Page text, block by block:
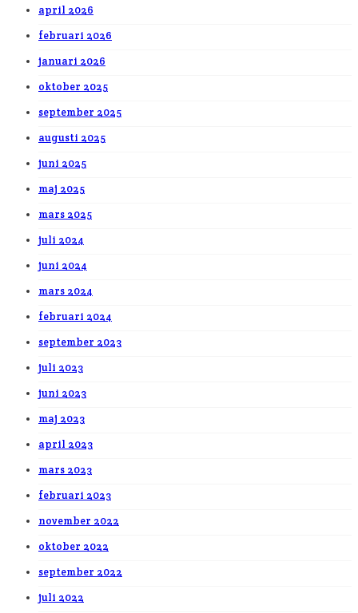
april 2026
februari 2026
januari 2026
oktober 2025
september 2025
augusti 2025
juni 2025
maj 2025
mars 2025
juli 2024
juni 2024
mars 2024
februari 2024
september 2023
juli 2023
juni 2023
maj 2023
april 2023
mars 2023
februari 2023
november 2022
oktober 2022
september 2022
juli 2022